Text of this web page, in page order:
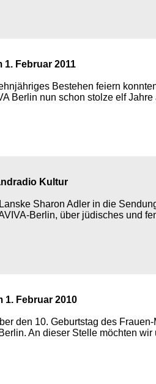
1. Februar 2011
Bestehen feiern
Berlin nun schon stolze elf Jahre
Kultur
Sharon Adler in die
Berlin, über jüdisches und
1. Februar 2010
den 10. Geburtstag des
An dieser Stelle möchten wir